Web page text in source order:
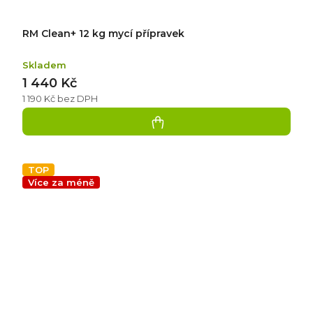
RM Clean+ 12 kg mycí přípravek
Skladem
1 190 Kč bez DPH
1 440 Kč
TOP
Více za méně